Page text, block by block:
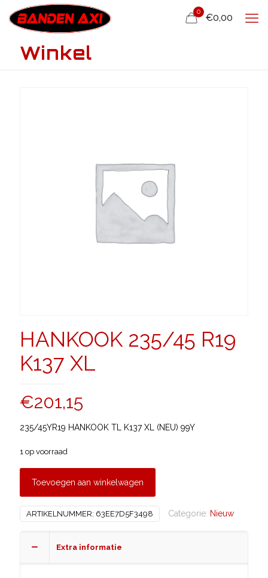
0
€0,00
Winkel
HANKOOK 235/45 R19
K137 XL
€201,15
235/45YR19 HANKOOK TL K137 XL (NEU) 99Y
1 op voorraad
Toevoegen aan winkelwagen
ARTIKELNUMMER: 63EE7D5F3498 Categorie: Nieuw
Extra informatie